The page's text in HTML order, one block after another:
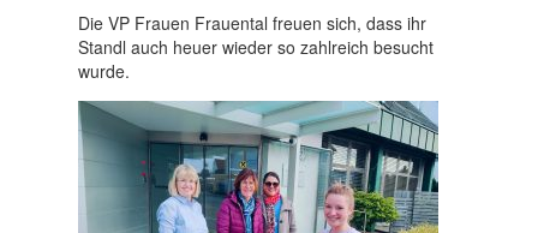
Die VP Frauen Frauental freuen sich, dass ihr
Standl auch heuer wieder so zahlreich besucht
wurde.